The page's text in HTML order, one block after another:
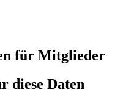
für Mitglieder
diese Daten